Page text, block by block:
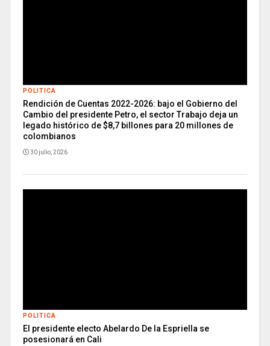
POLITICA
Rendición de Cuentas 2022-2026: bajo el Gobierno del
Cambio del presidente Petro, el sector Trabajo deja un
legado histórico de $8,7 billones para 20 millones de
colombianos
30 julio, 2026
POLITICA
El presidente electo Abelardo De la Espriella se
posesionará en Cali